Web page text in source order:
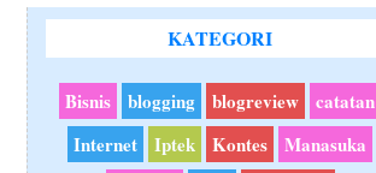
KATEGORI
Bisnis blogging blogreview
catatan
Internet
Iptek Kontes
Manasuka